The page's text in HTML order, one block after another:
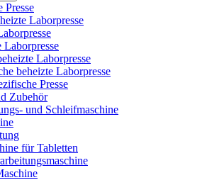
Presse
Laborpresse
Laborpresse
Laborpresse
beheizte Laborpresse
Presse
Zubehör
und Schleifmaschine
für Tabletten